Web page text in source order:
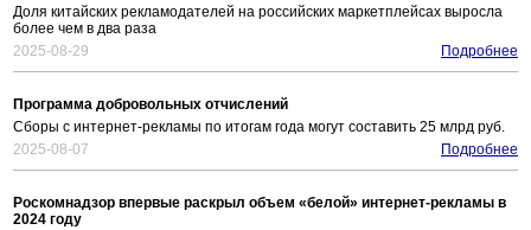
Доля китайских рекламодателей на российских маркетплейсах выросла
более чем в два раза
2025-08-29
Подробнее
Программа добровольных отчислений
Сборы с интернет-рекламы по итогам года могут составить 25 млрд руб.
2025-08-07
Подробнее
Роскомнадзор впервые раскрыл объем «белой» интернет-рекламы в
2024 году